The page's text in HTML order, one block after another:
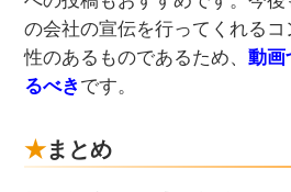
の会社の宣伝を行ってくれる
性のあるものであるため、 動画
るべき です。
まとめ